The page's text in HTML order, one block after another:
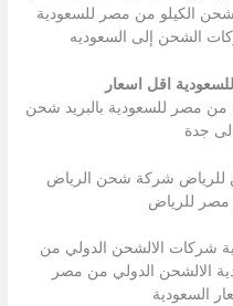
الكيلو من مصر للسعودية
الشحن إلى السعوديه
اقل اسعار
مصر للسعودية بالبريد شحن
جدة
شركة شحن الرياض
للرياض
شركات الالشحن الدولي من
الالشحن الدولي من مصر
السعودية